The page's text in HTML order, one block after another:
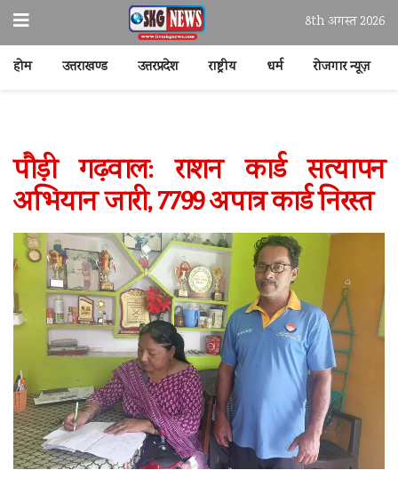
8th अगस्त 2026
होम उत्तराखण्ड उत्तरप्रदेश राष्ट्रीय धर्म रोजगार न्यूज़
पौड़ी गढ़वाल: राशन कार्ड सत्यापन
अभियान जारी, 7799 अपात्र कार्ड निरस्त